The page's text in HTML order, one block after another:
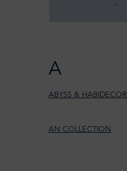
­
A
ABYSS & HABIDECOR
AN COLLECTION